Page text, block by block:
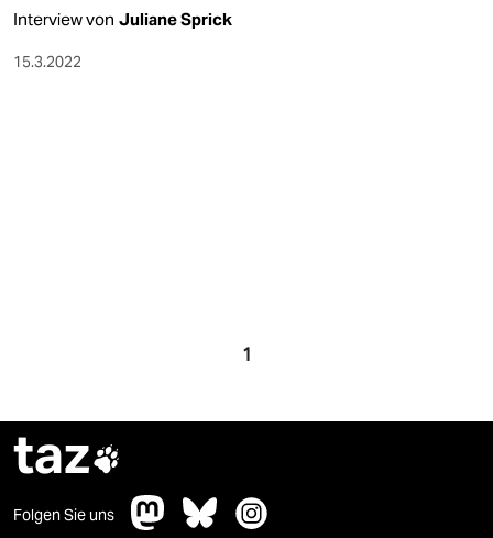
verlag
verlag
Interview von Juliane Sprick
15.3.2022
1
taz
Folgen Sie uns